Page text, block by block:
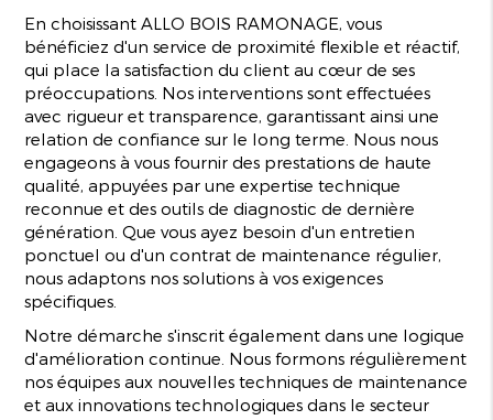
En choisissant ALLO BOIS RAMONAGE, vous
bénéficiez d'un service de proximité flexible et réactif,
qui place la satisfaction du client au cœur de ses
préoccupations. Nos interventions sont effectuées
avec rigueur et transparence, garantissant ainsi une
relation de confiance sur le long terme. Nous nous
engageons à vous fournir des prestations de haute
qualité, appuyées par une expertise technique
reconnue et des outils de diagnostic de dernière
génération. Que vous ayez besoin d'un entretien
ponctuel ou d'un contrat de maintenance régulier,
nous adaptons nos solutions à vos exigences
spécifiques.
Notre démarche s'inscrit également dans une logique
d'amélioration continue. Nous formons régulièrement
nos équipes aux nouvelles techniques de maintenance
et aux innovations technologiques dans le secteur